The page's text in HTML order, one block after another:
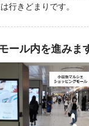
行きどまりです。
ール内を進みま